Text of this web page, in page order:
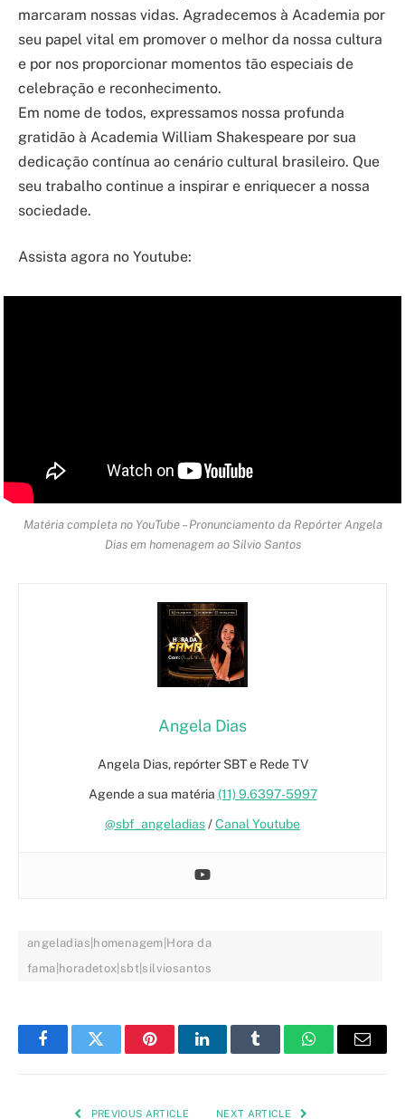
marcaram nossas vidas. Agradecemos à Academia por
seu papel vital em promover o melhor da nossa cultura
e por nos proporcionar momentos tão especiais de
celebração e reconhecimento.
Em nome de todos, expressamos nossa profunda
gratidão à Academia William Shakespeare por sua
dedicação contínua ao cenário cultural brasileiro. Que
seu trabalho continue a inspirar e enriquecer a nossa
sociedade.
Assista agora no Youtube:
Matéria completa no YouTube – Pronunciamento da Repórter Angela
Dias em homenagem ao Silvio Santos
Angela Dias
Angela Dias, repórter SBT e Rede TV
Agende a sua matéria (11) 9.6397-5997
@sbf_angeladias/Canal Youtube
angeladias|homenagem|Hora da
fama|horadetox|sbt|silviosantos
FacebookTwitter PinterestLinkedInTumblr WhatsAppEmail
PREVIOUS ARTICLE NEXT ARTICLE